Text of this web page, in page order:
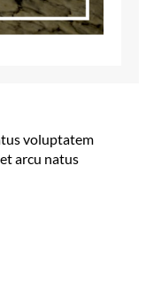
voluptatem
arcu natus